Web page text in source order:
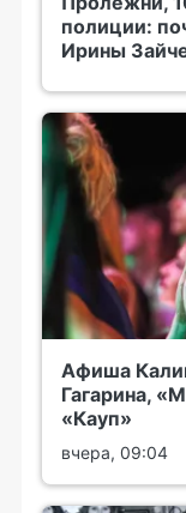
полиции:
Ирины
Афиша
Гагарина,
«Кауп»
вчера, 09:04